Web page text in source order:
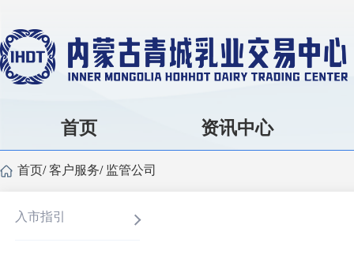
首页 资讯中心
首页/客户服务/ 监管公司
入市指引